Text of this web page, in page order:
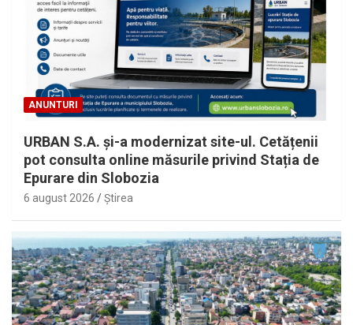
ANUNTURI
URBAN S.A. și-a modernizat site-ul. Cetățenii
pot consulta online măsurile privind Stația de
Epurare din Slobozia
6 august 2026 Ştirea